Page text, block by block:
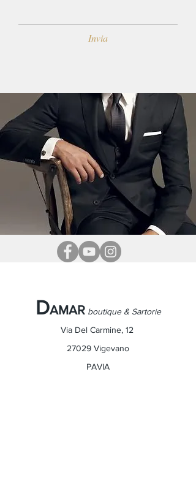
Invia
DAMAR boutique & Sartorie
Via Del Carmine, 12
27029 Vigevano
PAVIA